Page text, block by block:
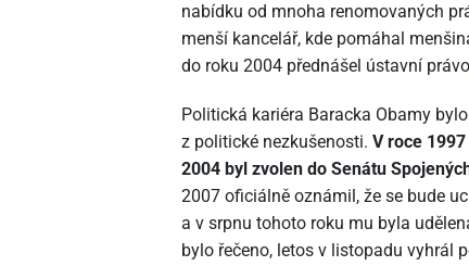
nabídku od mnoha renomovaných
menší kancelář, kde pomáhal
do roku 2004 přednášel ústavní
Politická kariéra Baracka Obamy
z politické nezkušenosti. V roce
2004 byl zvolen do Senátu
2007 oficiálně oznámil, že se bude
a v srpnu tohoto roku mu byla
bylo řečeno, letos v listopadu vyhrál